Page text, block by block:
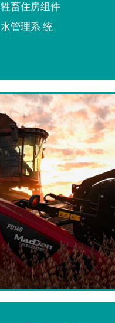
牲畜住房组件
水管理系 统